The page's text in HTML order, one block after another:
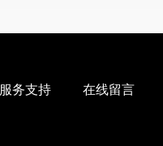
服务支持 在线留言